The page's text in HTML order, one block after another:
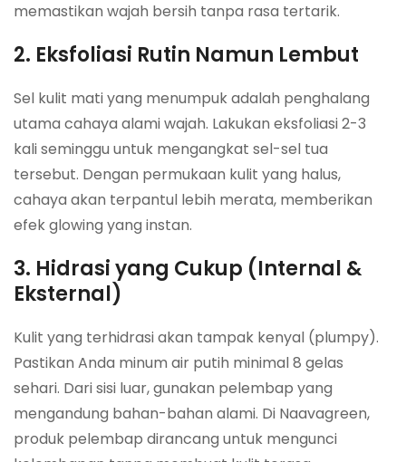
memastikan wajah bersih tanpa rasa tertarik.
2. Eksfoliasi Rutin Namun Lembut
Sel kulit mati yang menumpuk adalah penghalang
utama cahaya alami wajah. Lakukan eksfoliasi 2-3
kali seminggu untuk mengangkat sel-sel tua
tersebut. Dengan permukaan kulit yang halus,
cahaya akan terpantul lebih merata, memberikan
efek glowing yang instan.
3. Hidrasi yang Cukup (Internal &
Eksternal)
Kulit yang terhidrasi akan tampak kenyal (plumpy).
Pastikan Anda minum air putih minimal 8 gelas
sehari. Dari sisi luar, gunakan pelembap yang
mengandung bahan-bahan alami. Di Naavagreen,
produk pelembap dirancang untuk mengunci